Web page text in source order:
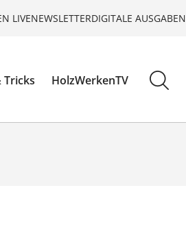
LIVENEWSLETTERDIGITALE AUSGABEN
Tricks HolzWerkenTV